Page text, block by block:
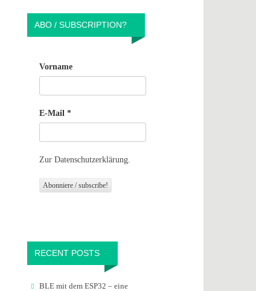
ABO / SUBSCRIPTION?
Vorname
E-Mail *
Zur Datenschutzerklärung.
RECENT POSTS
BLE mit dem ESP32 – eine